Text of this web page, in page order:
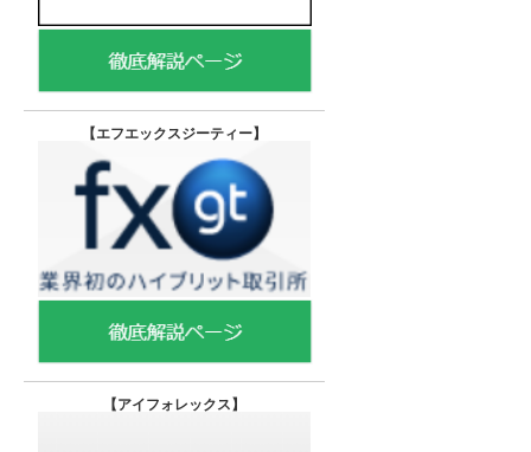
【エフエックスジーティー】
【アイフォレックス】